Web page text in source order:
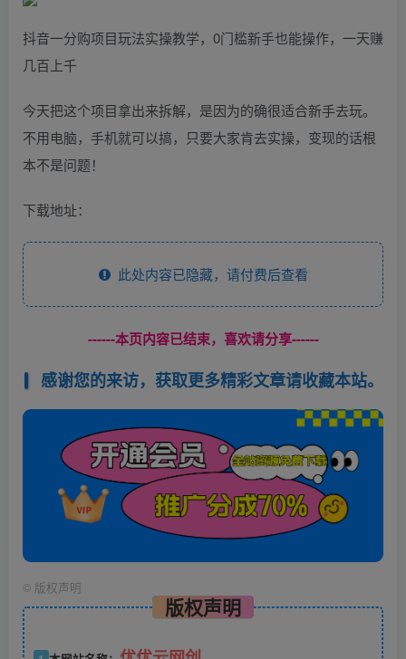
抖音一分购项目玩法实操教学，0门槛新手也能操作，一天赚
几百上千
今天把这个项目拿出来拆解，是因为的确很适合新手去玩。
不用电脑，手机就可以搞，只要大家肯去实操，变现的话根
本不是问题！
下载地址：
此处内容已隐藏，请付费后查看
------本页内容已结束，喜欢请分享------
感谢您的来访，获取更多精彩文章请收藏本站。
© 版权声明
版权声明